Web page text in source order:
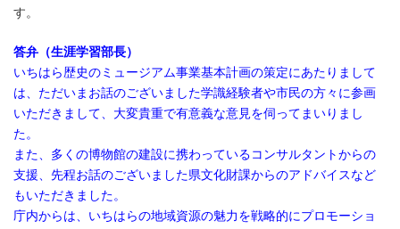
す。
答弁（生涯学習部長）
いちはら歴史のミュージアム事業基本計画の策定にあたりまして
は、ただいまお話のございました学識経験者や市民の方々に参画
いただきまして、大変貴重で有意義な意見を伺ってまいりまし
た。
また、多くの博物館の建設に携わっているコンサルタントからの
支援、先程お話のございました県文化財課からのアドバイスなど
もいただきました。
庁内からは、いちはらの地域資源の魅力を戦略的にプロモーショ